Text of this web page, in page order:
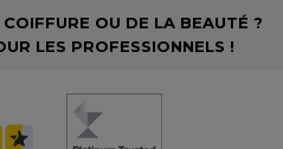
OU DE LA BEAUTÉ ?
LES PROFESSIONNELS !